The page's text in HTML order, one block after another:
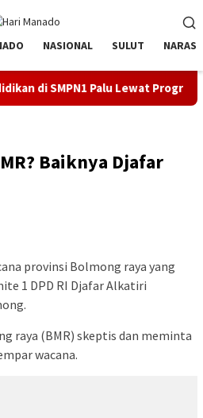
NASIONAL SULUT NARASI
Lewat Program TJSL
Baiknya Djafar
provinsi Bolmong raya yang
1 DPD RI Djafar Alkatiri
raya (BMR) skeptis dan meminta
wacana.